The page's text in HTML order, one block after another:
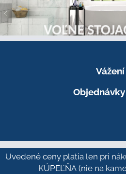
Uvedené ceny platia len pri
KÚPEĽŇA (nie na